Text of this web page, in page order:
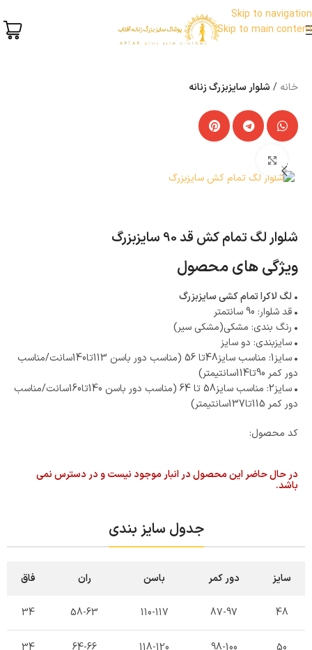
Skip to navigation
Skip to main content
خانه شلوار سایزبزرگ زنانه
ناموجود
شلوار لگ تمام کش قد 90 سایزبزرگ
ویژگی های محصول
• لگ لاکرا تمام کشی سایزبزرگ
•قد شلوار: 90 سانتمتر
• رنگ بندی: مشکی(مشکی سیر)
•سایزبندی: دو سایز
•
سایز1: مناسب سایز48تا 56 (مناسب دور باسن 113تا140سانت/مناسب
دور کمر 90تا114سانتیمتر)
•
سایز2: مناسب سایز58 تا 64 (مناسب دور باسن 140تا160سانت/مناسب
دور کمر 115تا137سانتیمتر)
کد محصول:
در حال حاضر این محصول در انبار موجود نیست و در دسترس نمی
باشد.
جدول سایز بندی
سایز دور کمر باسن ران فاق
48
87-97
110-117
58-63
34